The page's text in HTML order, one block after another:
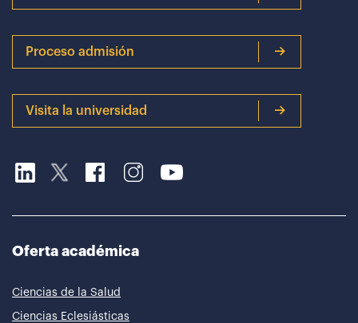
Proceso admisión
Visita la universidad
Oferta académica
Ciencias de la Salud
Ciencias Eclesiásticas